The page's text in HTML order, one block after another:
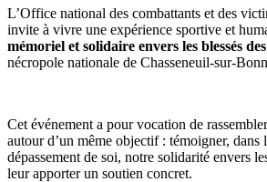
L’Office national des combattants et des
invite à vivre une expérience sportive et
mémoriel et solidaire envers les blessés
nécropole nationale de Chasseneuil-sur-
Cet événement a pour vocation de
autour d’un même objectif : témoigner, dans
dépassement de soi, notre solidarité envers
leur apporter un soutien concret.